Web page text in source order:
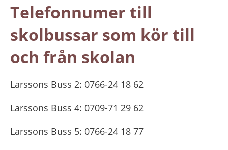
Telefonnumer till
skolbussar som kör till
och från skolan
Larssons Buss 2: 0766-24 18 62
Larssons Buss 4: 0709-71 29 62
Larssons Buss 5: 0766-24 18 77